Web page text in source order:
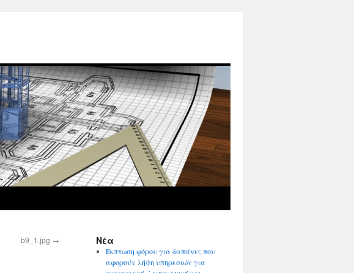
b9_1.jpg → Νέα
Έκπτωση φόρου για δαπάνες που
αφορούν λήψη υπηρεσιών για